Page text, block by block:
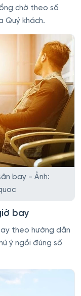
chờ theo số
Quý khách.
bay - Ảnh:
bay
theo hướng dẫn
ý ngồi đúng số